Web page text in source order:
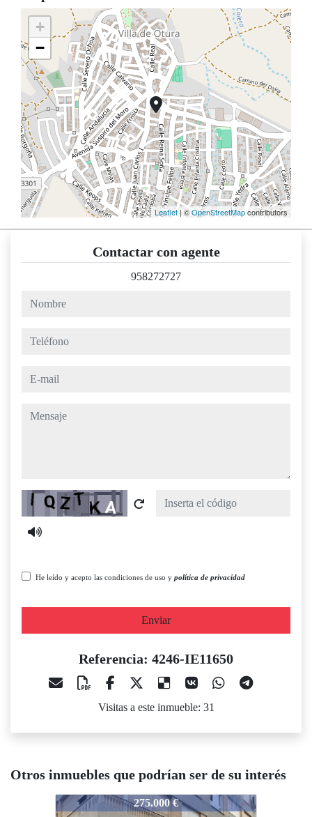
+
−
Leaflet| ©OpenStreetMapcontributors
Contactar con agente
958272727
nombre
teléfono
e-mail
mensaje
Captcha
He leído y acepto las condiciones de uso y política de privacidad
Enviar
Referencia: 4246-IE11650
Visitas a este inmueble: 31
Otros inmuebles que podrían ser de su interés
4246-IE11650275.000 €
4246-IE11650285.000 €